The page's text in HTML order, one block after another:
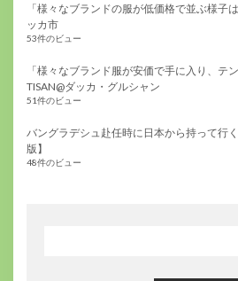
「様々なブランドの服が低価格で並ぶ様子
ッカ市
53件のビュー
「様々なブランド服が安価で手に入り、テ
TISAN@ダッカ・グルシャン
51件のビュー
バングラデシュ赴任時に日本から持って行
版】
48件のビュー